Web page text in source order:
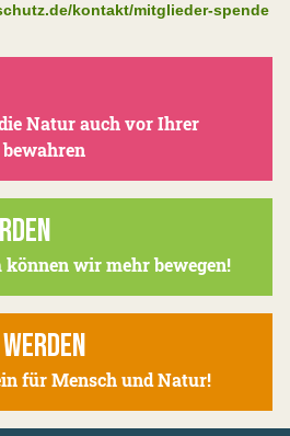
kontakt/mitglieder-spende
Natur auch vor Ihrer
können wir mehr bewegen!
für Mensch und Natur!